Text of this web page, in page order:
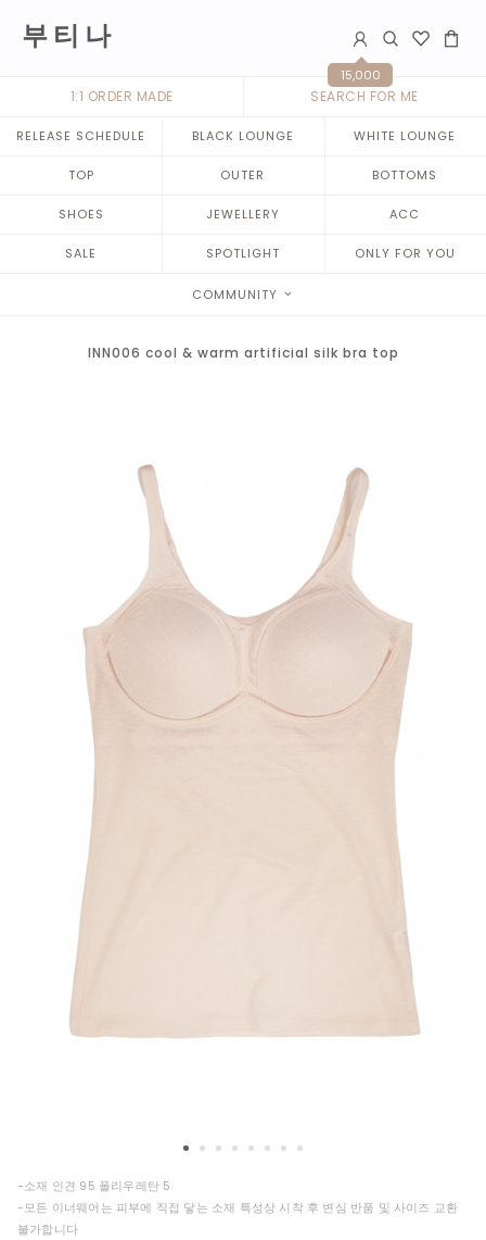
부 티 나
15,000
1:1 ORDER MADE SEARCH FOR ME
RELEASE SCHEDULE BLACK LOUNGE WHITE LOUNGE
TOP OUTER BOTTOMS
SHOES JEWELLERY ACC
SALE SPOTLIGHT ONLY FOR YOU
COMMUNITY
INN006 cool & warm artificial silk bra top
-소재 인견 95 폴리우레탄 5
-모든 이너웨어는 피부에 직접 닿는 소재 특성상 시착 후 변심 반품 및 사이즈 교환
불가합니다